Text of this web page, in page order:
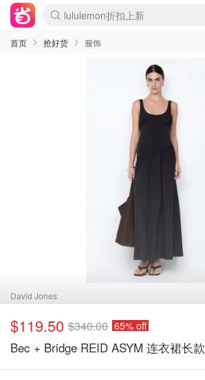
lululemon折扣上新
Sasa美妆护肤3.5折
SSENSE年中2.5折
FreshBeauty好价汇总
Cettire降价+叠9折
WWS Coles超市实拍
viagogo二手票捡漏
Myer超级周末
The Outnet奢牌1折起
David Jones 3折起
Flannels大牌1折
Perfumes Club护肤1折
AMIRO面罩$251
Amazon折扣汇总
eToro入金$200送$50
Amazon数码好物
ICONIC本周7.5折
ThedoubleF高奢地板价
Moose Knuckles 6折
丝芙兰5折起
EUFY摄像头$98
Selenichast首饰2折
Trip机票酒店促销
YSL送5件彩妆礼
Amazon家居好物
Amazon美妆护肤
雅漾大喷$8
过敏原检测盒$33
伊索独家赠50ml沐浴露
科颜氏高保湿面霜$29
SEALIFE海洋馆门票6折
丝塔芙大白罐$16
订阅Newsletter送香薰
Cult Beauty 6.8折
Harrods圣诞日历$525
LN-CC奢牌私促3折
d'Alba空姐喷雾$16
EVE LOM套装£56
Bernardelli独家4折
Adore Beauty 6折起
CT圣诞日历
Mytheresa奢品2.7折
Luxury Escapes 9折
Currentbody美容仪$881
MOON Garden Live
Roborock扫地机$649
Tingo Life水杯$24
Valentino官网5折
CR洗护套装$23
修丽可4件套$159
Myer彩妆2件7折
GANNI官网4.5折
Stylevana韩妆4折
Tessabit高奢8.5折
OGX洗发水$11
Amazon阿德莱德次日达
卡诗8.5折+赠礼
Philips Hue灯具8折
首页 抢好货 服饰
David Jones
$119.50 $340.00 65% off
Bec + Bridge REID ASYM 连衣裙长款